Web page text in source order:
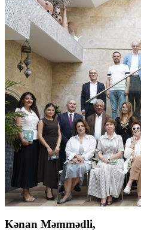
Kənan Məmmədli,